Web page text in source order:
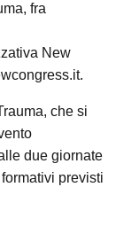
fra
New
che si
due giornate
previsti